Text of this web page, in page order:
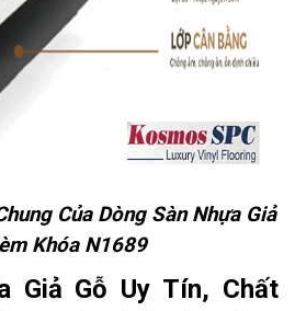
Của Dòng Sàn Nhựa Giả
Khóa N1689
Giả Gỗ Uy Tín, Chất